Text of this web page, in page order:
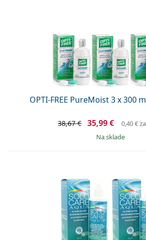
OPTI-FREE PureMoist 3 x 300
38,67 € 35,99 € 0,40 €
na sklade